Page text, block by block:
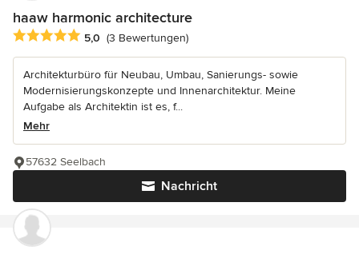
haaw harmonic architecture
Durchschnittliche Bewertung: 5 von 5 Sternen
5,0 (3 Bewertungen)
Architekturbüro für Neubau, Umbau, Sanierungs- sowie
Modernisierungskonzepte und Innenarchitektur. Meine
Aufgabe als Architektin ist es, f...
Mehr
Nachricht
57632 Seelbach